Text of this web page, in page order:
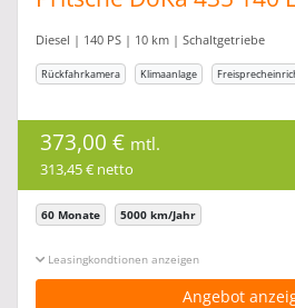
Diesel | 140 PS | 10 km | Schaltgetriebe
Rückfahrkamera Klimaanlage
373,00 € mtl.
313,45 € netto
60 Monate 5000 km/Jahr
Leasingkonditionen ein-/ausblenden
Angebot